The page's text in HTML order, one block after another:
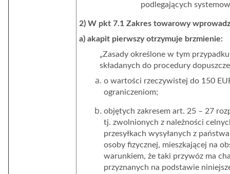
podlegających
2) W pkt 7.1 Zakres towarowy
a) akapit pierwszy otrzymuje brzmienie:
„Zasady określone w tym
składanych do procedury
o wartości rzeczywistej do 150
ograniczeniom;
objętych zakresem art. 25 – 27
tj. zwolnionych z należności
przesyłkach wysyłanych z
osoby fizycznej, mieszkającej na
warunkiem, że taki przywóz ma
przyznanych na podstawie